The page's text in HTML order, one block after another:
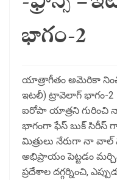
భాగం-2
యాత్రాగీతం అమెరికా నించి
ఇటలీ) ట్రావెలాగ్ భాగం-
ఐరోపా యాత్రని గురించి
భాగంగా ఫేస్ బుక్ సిరీస్ గా
మిత్రులు నేరుగా నా
అభిప్రాయం పెట్టడం
ప్రదేశాల దగ్గర్నించి,